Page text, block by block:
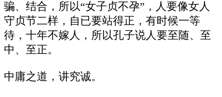
骗、结合，所以“女子贞不孕”，人要像女人
守贞节二样，自已要站得正，有时候一等
待，十年不嫁人，所以孔子说人要至随、至
中、至正。
中庸之道，讲究诚。